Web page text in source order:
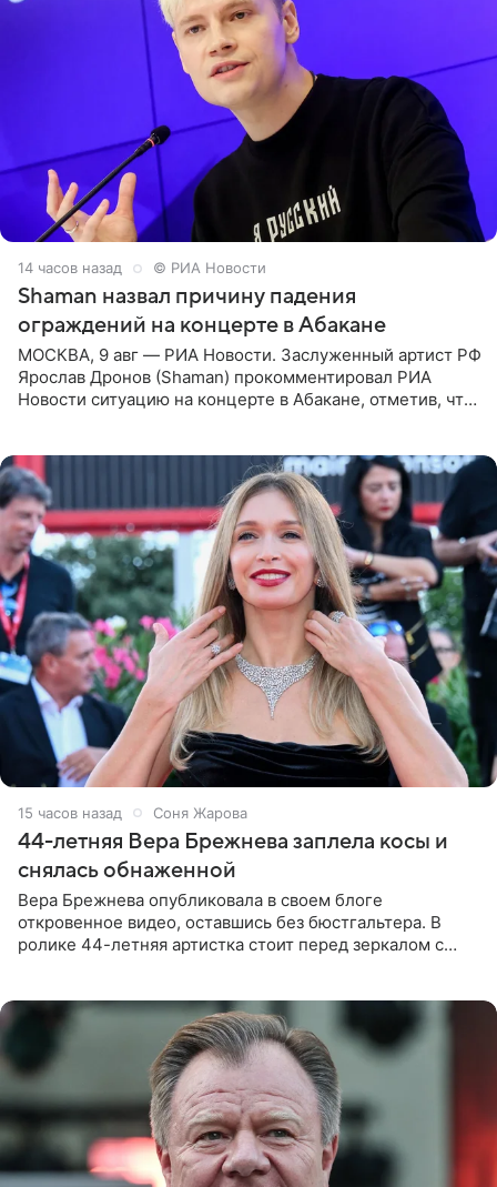
14 часов назад © РИА Новости
Shaman назвал причину падения
ограждений на концерте в Абакане
МОСКВА, 9 авг — РИА Новости. Заслуженный артист РФ
Ярослав Дронов (Shaman) прокомментировал РИА
Новости ситуацию на концерте в Абакане, отметив, что
15 часов назад Соня Жарова
44-летняя Вера Брежнева заплела косы и
снялась обнаженной
Вера Брежнева опубликовала в своем блоге
откровенное видео, оставшись без бюстгальтера. В
ролике 44-летняя артистка стоит перед зеркалом с